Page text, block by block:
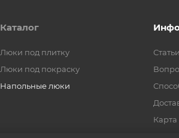
Каталог
Люки под плитку
Люки под покраску
Напольные люки
Статьи
Карта